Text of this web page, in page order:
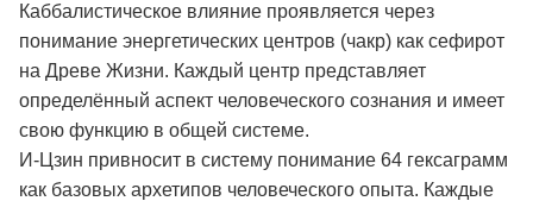
Каббалистическое влияние проявляется через
понимание энергетических центров (чакр) как сефирот
на Древе Жизни. Каждый центр представляет
определённый аспект человеческого сознания и имеет
свою функцию в общей системе.
И-Цзин привносит в систему понимание 64 гексаграмм
как базовых архетипов человеческого опыта. Каждые